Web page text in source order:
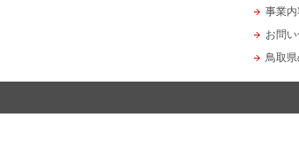
事業
お問
鳥取